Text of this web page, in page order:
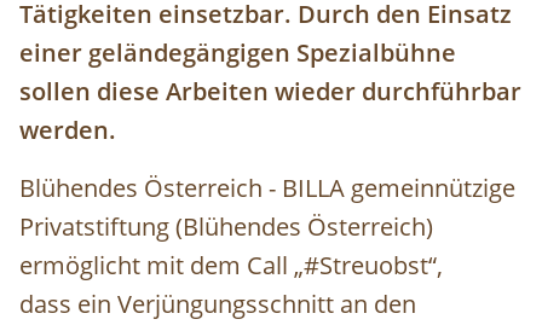
Tätigkeiten einsetzbar. Durch den Einsatz
einer geländegängigen Spezialbühne
sollen diese Arbeiten wieder durchführbar
werden.
Blühendes Österreich - BILLA gemeinnützige
Privatstiftung (Blühendes Österreich)
ermöglicht mit dem Call „#Streuobst“,
dass ein Verjüngungsschnitt an den